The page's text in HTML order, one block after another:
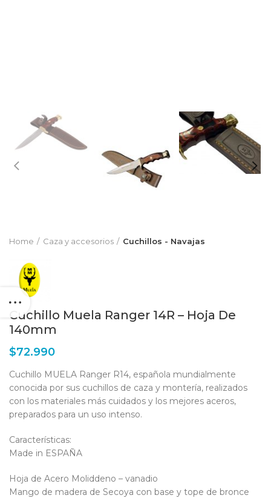
Home Caza y accesorios Cuchillos - Navajas
Cuchillo Muela Ranger 14R – Hoja De
140mm
$72.990
Cuchillo MUELA Ranger R14, española mundialmente
conocida por sus cuchillos de caza y montería, realizados
con los materiales más cuidados y los mejores aceros,
preparados para un uso intenso.
Características:
Made in ESPAÑA
Hoja de Acero Moliddeno – vanadio
Mango de madera de Secoya con base y tope de bronce